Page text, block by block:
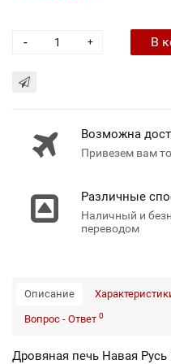
+
- В
Возможна
Привезем вам
Различные
Наличный и
переводом
Описание
Вопрос - Ответ 0
Дровяная печь Навая